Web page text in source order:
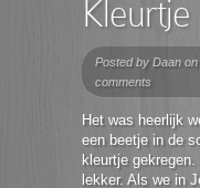
Kleurtje
Posted by Daan on
comments
Het was heerlijk
een beetje in de
kleurtje
lekker. Als we in